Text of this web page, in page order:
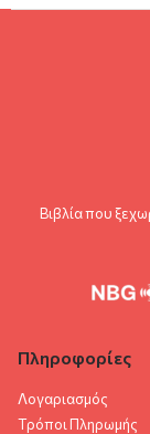
Βιβλία που
Πληροφορίες
Λογαριασμός
Τρόποι Πληρωμής